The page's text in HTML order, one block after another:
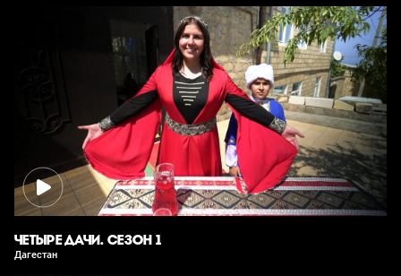
ЧЕТЫРЕ ДАЧИ. СЕЗОН 1
Дагестан